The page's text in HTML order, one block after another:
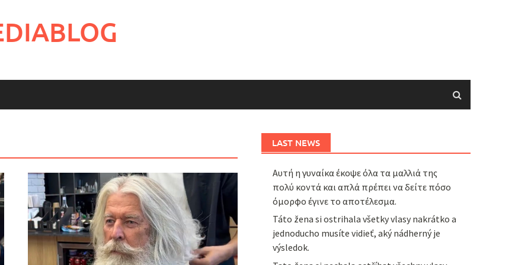
LAST NEWS
Αυτή η γυναίκα έκοψε όλα τα μαλλιά της
πολύ κοντά και απλά πρέπει να δείτε πόσο
όμορφο έγινε το αποτέλεσμα.
Táto žena si ostrihala všetky vlasy nakrátko a
jednoducho musíte vidieť, aký nádherný je
výsledok.